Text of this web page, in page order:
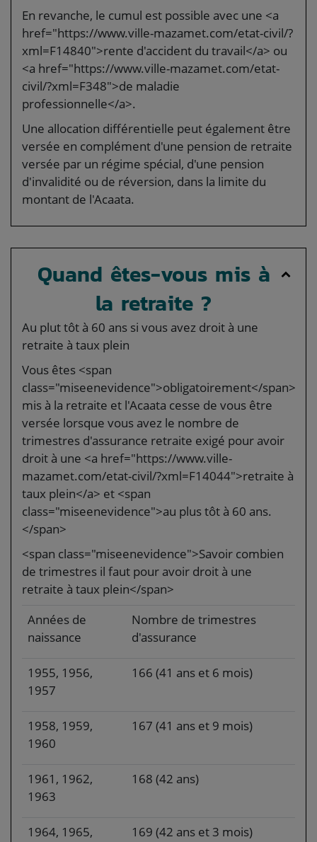
En revanche, le cumul est possible avec une <a
href="https://www.ville-mazamet.com/etat-civil/?
xml=F14840">rente d'accident du travail</a> ou
<a href="https://www.ville-mazamet.com/etat-
civil/?xml=F348">de maladie
professionnelle</a>.
Une allocation différentielle peut également être
versée en complément d'une pension de retraite
versée par un régime spécial, d'une pension
d'invalidité ou de réversion, dans la limite du
montant de l'Acaata.
Quand êtes-vous mis à
la retraite ?
Au plut tôt à 60 ans si vous avez droit à une
retraite à taux plein
Vous êtes <span
class="miseenevidence">obligatoirement</span>
mis à la retraite et l'Acaata cesse de vous être
versée lorsque vous avez le nombre de
trimestres d'assurance retraite exigé pour avoir
droit à une <a href="https://www.ville-
mazamet.com/etat-civil/?xml=F14044">retraite à
taux plein</a> et <span
class="miseenevidence">au plus tôt à 60 ans.
</span>
<span class="miseenevidence">Savoir combien
de trimestres il faut pour avoir droit à une
retraite à taux plein</span>
Années de
naissance
Nombre de trimestres
d'assurance
1955, 1956,
1957
166 (41 ans et 6 mois)
1958, 1959,
1960
167 (41 ans et 9 mois)
1961, 1962,
1963
168 (42 ans)
1964, 1965,
169 (42 ans et 3 mois)